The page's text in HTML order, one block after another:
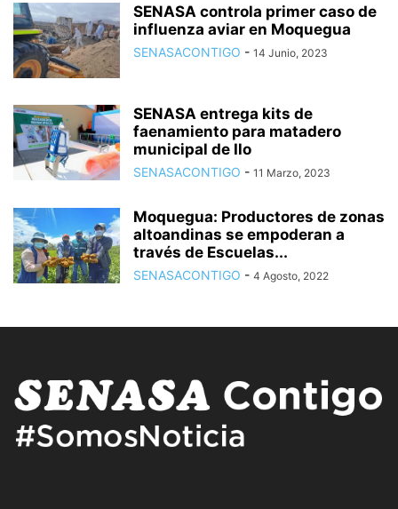
SENASA controla primer caso de
influenza aviar en Moquegua
SENASACONTIGO - 14 Junio, 2023
SENASA entrega kits de
faenamiento para matadero
municipal de Ilo
SENASACONTIGO - 11 Marzo, 2023
Moquegua: Productores de zonas
altoandinas se empoderan a
través de Escuelas...
SENASACONTIGO - 4 Agosto, 2022